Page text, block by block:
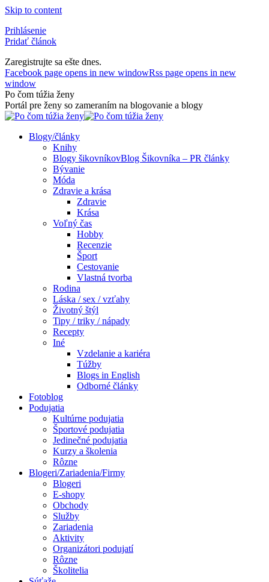
Skip to content
Prihlásenie
Pridať článok
Zaregistrujte sa ešte dnes.
Facebook page opens in new windowRss page opens in new
window
Po čom túžia ženy
Portál pre ženy so zameraním na blogovanie a blogy
Blogy/články
Knihy
Blogy šikovníkovBlog Šikovníka – PR články
Bývanie
Móda
Zdravie a krása
Zdravie
Krása
Voľný čas
Hobby
Recenzie
Šport
Cestovanie
Vlastná tvorba
Rodina
Láska / sex / vzťahy
Životný štýl
Tipy / triky / nápady
Recepty
Iné
Vzdelanie a kariéra
Túžby
Blogs in English
Odborné články
Fotoblog
Podujatia
Kultúrne podujatia
Športové podujatia
Jedinečné podujatia
Kurzy a školenia
Rôzne
Blogeri/Zariadenia/Firmy
Blogeri
E-shopy
Obchody
Služby
Zariadenia
Aktivity
Organizátori podujatí
Rôzne
Školitelia